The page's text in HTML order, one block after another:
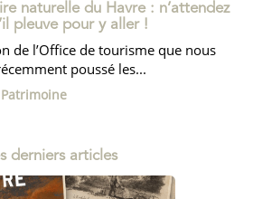
naturelle du Havre : n’attendez
pleuve pour y aller !
de l’Office de tourisme que nous
poussé les...
Patrimoine
derniers articles